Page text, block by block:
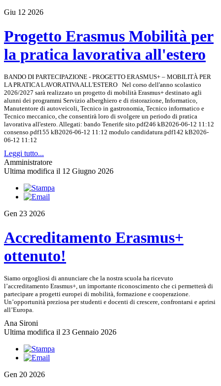
Giu 12 2026
Progetto Erasmus Mobilità per
la pratica lavorativa all'estero
BANDO DI PARTECIPAZIONE - PROGETTO ERASMUS+ – MOBILITÀ PER
LA PRATICA LAVORATIVA ALL'ESTERO Nel corso dell'anno scolastico
2026/2027 sarà realizzato un progetto di mobilità Erasmus+ destinato agli
alunni dei programmi Servizio alberghiero e di ristorazione, Informatico,
Manutentore di autoveicoli, Tecnico in gastronomia, Tecnico informatico e
Tecnico meccanico, che consentirà loro di svolgere un periodo di pratica
lavorativa all'estero. Allegati: bando Tenerife sito.pdf246 kB2026-06-12 11:12
consenso.pdf155 kB2026-06-12 11:12 modulo candidatura.pdf142 kB2026-
06-12 11:12
Leggi tutto...
Amministratore
Ultima modifica il 12 Giugno 2026
Gen 23 2026
Accreditamento Erasmus+
ottenuto!
Siamo orgogliosi di annunciare che la nostra scuola ha ricevuto
l’accreditamento Erasmus+, un importante riconoscimento che ci permetterà di
partecipare a progetti europei di mobilità, formazione e cooperazione.
Un’opportunità preziosa per studenti e docenti di crescere, confrontarsi e aprirsi
all’Europa.
Ana Sironi
Ultima modifica il 23 Gennaio 2026
Gen 20 2026